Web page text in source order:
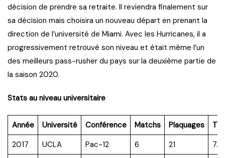
décision de prendre sa retraite. Il reviendra finalement sur
sa décision mais choisira un nouveau départ en prenant la
direction de l’université de Miami. Avec les Hurricanes, il a
progressivement retrouvé son niveau et était même l’un
des meilleurs pass-rusher du pays sur la deuxième partie de
la saison 2020.
Stats au niveau universitaire
Année Université Conférence Matchs Plaquages
TFL
2017
UCLA Pac-12 6 21
7.0